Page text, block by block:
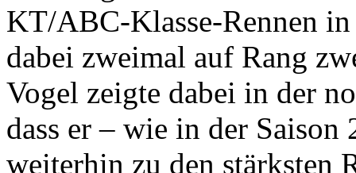
KT/ABC-Klasse-Rennen
dabei zweimal auf Rang
Vogel zeigte dabei in der
dass er – wie in der Saison
weiterhin zu den stärksten